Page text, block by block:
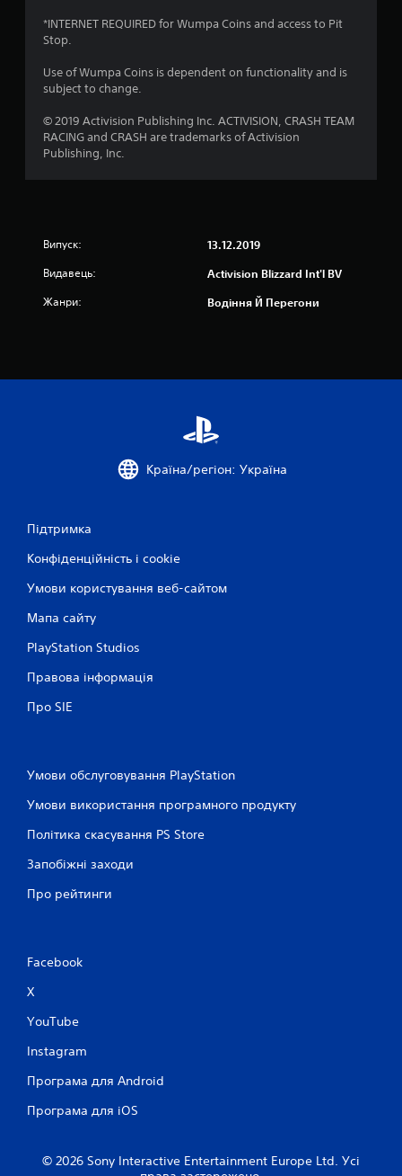
о
о
і
о
н
*INTERNET REQUIRED for Wumpa Coins and access to Pit
Stop.
Use of Wumpa Coins is dependent on functionality and is
subject to change.
© 2019 Activision Publishing Inc. ACTIVISION, CRASH TEAM
RACING and CRASH are trademarks of Activision
Publishing, Inc.
Випуск: 13.12.2019
Видавець: Activision Blizzard Int'l BV
Жанри: Водіння Й Перегони
Країна/регіон: Україна
Підтримка
Конфіденційність і cookie
Умови користування веб-сайтом
Мапа сайту
PlayStation Studios
Правова інформація
Про SIE
Умови обслуговування PlayStation
Умови використання програмного продукту
Політика скасування PS Store
Запобіжні заходи
Про рейтинги
Facebook
X
YouTube
Instagram
Програма для Android
Програма для iOS
© 2026 Sony Interactive Entertainment Europe Ltd. Усі